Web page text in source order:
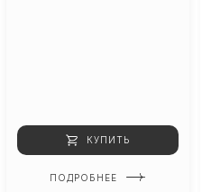
КУПИТЬ
ПОДРОБНЕЕ